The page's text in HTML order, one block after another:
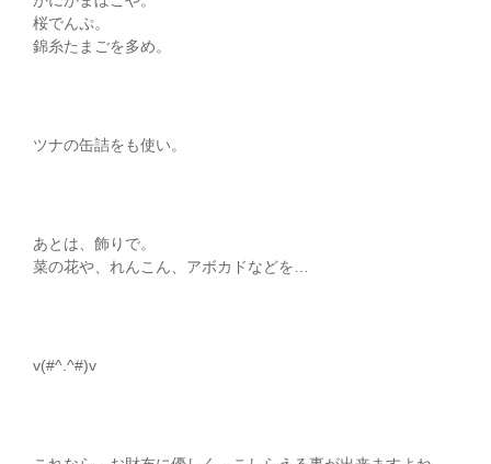
桜でんぷ。
錦糸たまごを多め。
ツナの缶詰をも使い。
あとは、飾りで。
菜の花や、れんこん、アボカドなどを…
v(#^.^#)v